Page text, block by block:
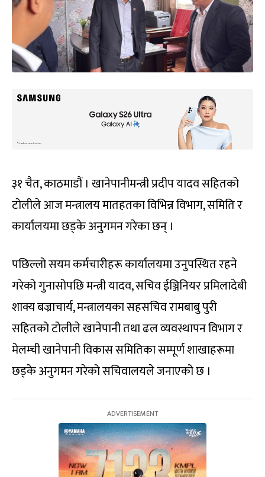
३१ चैत, काठमाडौं । खानेपानीमन्त्री प्रदीप यादव सहितको
टोलीले आज मन्त्रालय मातहतका विभिन्न विभाग, समिति र
कार्यालयमा छड्के अनुगमन गरेका छन् ।
पछिल्लो सयम कर्मचारीहरू कार्यालयमा उनुपस्थित रहने
गरेको गुनासोपछि मन्त्री यादव, सचिव ईञ्जिनियर प्रमिलादेबी
शाक्य बज्राचार्य, मन्त्रालयका सहसचिव रामबाबु पुरी
सहितको टोलीले खानेपानी तथा ढल व्यवस्थापन विभाग र
मेलम्ची खानेपानी विकास समितिका सम्पूर्ण शाखाहरूमा
छड्के अनुगमन गरेको सचिवालयले जनाएको छ ।